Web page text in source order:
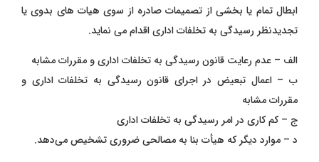
ابطال تمام یا بخشی از تصمیمات صادره از سوی هیات های بدوی یا
تجدیدنظر رسیدگی به تخلفات اداری اقدام می نماید.
‌الف – عدم رعایت قانون رسیدگی به تخلفات اداری و مقررات مشابه
ب – اعمال تبعیض در اجرای قانون رسیدگی به تخلفات اداری و
مقررات مشابه
ج – کم‌ کاری در امر رسیدگی به تخلفات اداری
‌د – موارد دیگر که هیأت بنا به مصالحی ضروری تشخیص می‌دهد.